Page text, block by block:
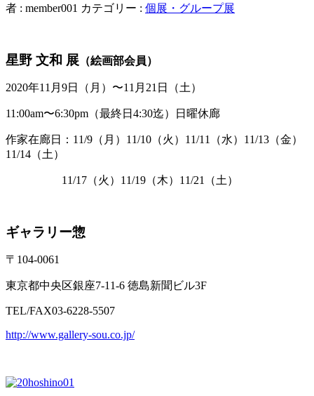
者 : member001 カテゴリー : 個展・グループ展
星野 文和 展 （絵画部会員）
2020年11月9日（月）〜11月21日（土）
11:00am〜6:30pm（最終日4:30迄）日曜休廊
作家在廊日：11/9（月）11/10（火）11/11（水）11/13（金）
11/14（土）
11/17（火）11/19（木）11/21（土）
ギャラリー惣
〒104-0061
東京都中央区銀座7-11-6 徳島新聞ビル3F
TEL/FAX03-6228-5507
http://www.gallery-sou.co.jp/